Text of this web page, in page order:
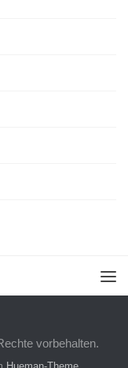
vorbehalten.